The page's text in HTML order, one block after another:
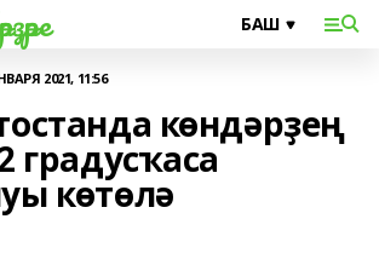
2021, 11:56
көндәрҙең
градусҡаса
көтөлә